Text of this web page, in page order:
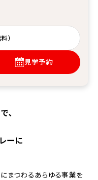
料）
見学予約
、
ーに
まつわるあらゆる事業を